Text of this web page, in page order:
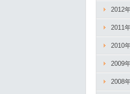
2012
2011
2010
2009
2008